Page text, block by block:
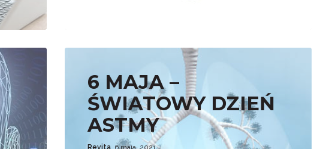
6 MAJA –
ŚWIATOWY DZIEŃ
ASTMY
Revita, 6 maja, 2021